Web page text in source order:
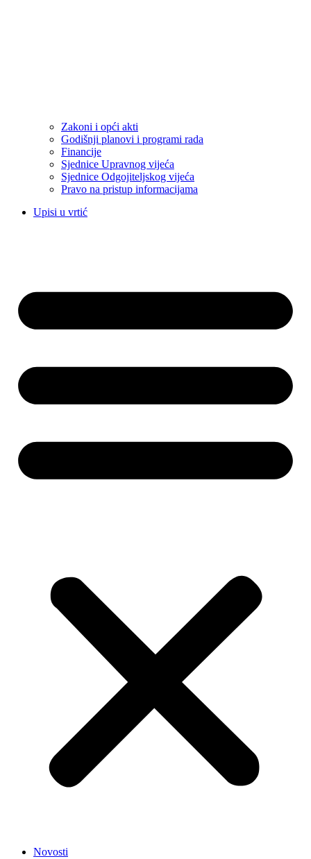
Zakoni i opći akti
Godišnji planovi i programi rada
Financije
Sjednice Upravnog vijeća
Sjednice Odgojiteljskog vijeća
Pravo na pristup informacijama
Upisi u vrtić
Novosti